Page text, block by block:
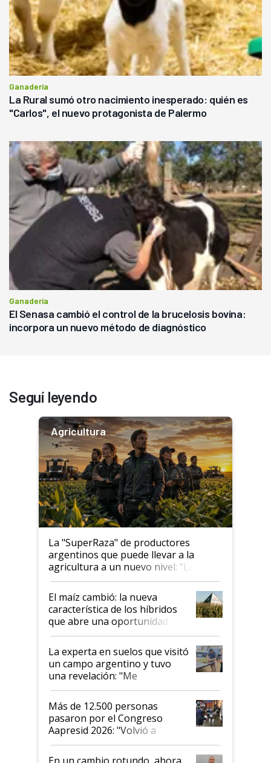
Ganadería
La Rural sumó otro nacimiento inesperado: quién es
"Carlos", el nuevo protagonista de Palermo
Ganadería
El Senasa cambió el control de la brucelosis bovina:
incorpora un nuevo método de diagnóstico
Seguí leyendo
Agricultura
La "SuperRaza" de productores
argentinos que puede llevar a la
agricultura a un nuevo nivel: "Las
posibilidades de crecimiento son
infinitas"
El maíz cambió: la nueva
característica de los híbridos
que abre una oportunidad en
el lote
La experta en suelos que visitó
un campo argentino y tuvo
una revelación: "Me
impresionó mucho"
Más de 12.500 personas
pasaron por el Congreso
Aapresid 2026: "Volvió a
demostrar que hablar del
suelo es hablar de todo el